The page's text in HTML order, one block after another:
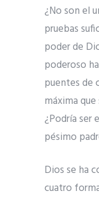
¿No son el
pruebas
poder de
poderoso
puentes de
máxima
¿Podría ser
pésimo
Dios se ha
cuatro